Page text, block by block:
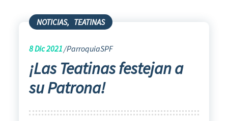
NOTICIAS, TEATINAS
8Dic 2021 ParroquiaSPF
¡Las Teatinas festejan a
su Patrona!